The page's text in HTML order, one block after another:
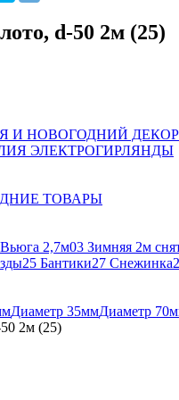
d-50 2м (25)
И НОВОГОДНИЙ ДЕКОР
ЭЛЕКТРОГИРЛЯНДЫ
ТОВАРЫ
2,7м03 Зимняя 2м
25 Бантики27 Снежинка
Диаметр 35ммДиаметр
2м (25)